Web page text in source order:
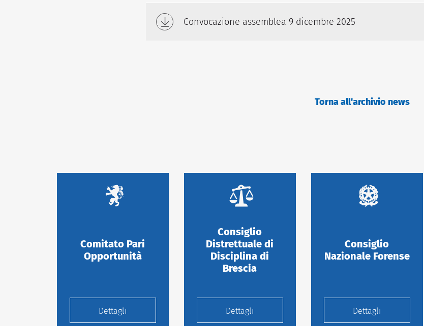
Convocazione assemblea 9 dicembre 2025
Torna all'archivio news
Comitato Pari
Opportunità
Dettagli
Consiglio
Distrettuale di
Disciplina di
Brescia
Dettagli
Consiglio
Nazionale Forense
Dettagli